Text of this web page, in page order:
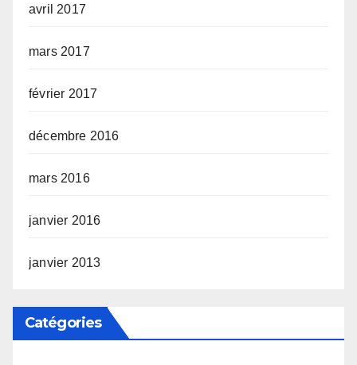
avril 2017
mars 2017
février 2017
décembre 2016
mars 2016
janvier 2016
janvier 2013
Catégories